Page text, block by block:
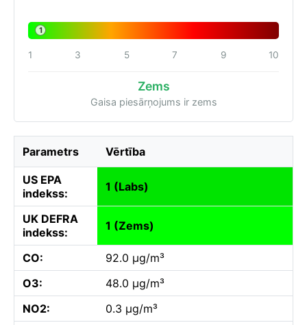
1
1 3 5 7 9 10
Zems
Gaisa piesārņojums ir zems
Parametrs Vērtība
US EPA
indekss:
1 (Labs)
UK DEFRA
indekss:
1 (Zems)
CO:
92.0 µg/m³
O3:
48.0 µg/m³
NO2:
0.3 µg/m³